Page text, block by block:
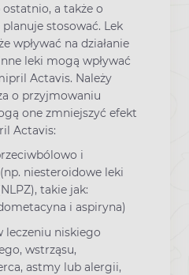
a także o
stosować. Lek
wpływać na działanie
leki mogą wpływać
Actavis. Należy
o przyjmowaniu
one zmniejszyć efekt
Actavis:
i
niesteroidowe leki
takie jak:
i aspiryna)
leczeniu niskiego
wstrząsu,
astmy lub alergii,